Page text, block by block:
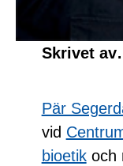
Skrivet
Pär
vid
bioetikoch